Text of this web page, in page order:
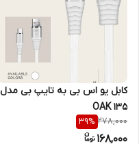
کابل یو اس بی به تایپ بی مدل
OAK 135
278,000
39%
168,000